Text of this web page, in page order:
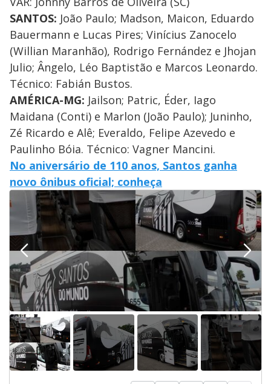
SANTOS: João Paulo; Madson, Maicon, Eduardo
Bauermann e Lucas Pires; Vinícius Zanocelo
(Willian Maranhão), Rodrigo Fernández e Jhojan
Julio; Ângelo, Léo Baptistão e Marcos Leonardo.
Técnico: Fabián Bustos.
AMÉRICA-MG: Jailson; Patric, Éder, Iago
Maidana (Conti) e Marlon (João Paulo); Juninho,
Zé Ricardo e Alê; Everaldo, Felipe Azevedo e
Paulinho Bóia. Técnico: Vagner Mancini.
No aniversário de 110 anos, Santos ganha
novo ônibus oficial; conheça